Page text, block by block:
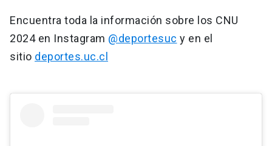
Encuentra toda la información sobre los CNU
2024 en Instagram @deportesuc y en el
sitio deportes.uc.cl